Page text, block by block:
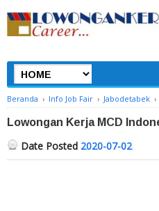
Beranda › Info Job Fair › Jabodetabek ›
Lowongan Kerja MCD
Date Posted 2020-07-02